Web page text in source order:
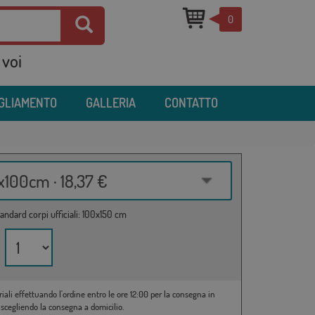
0
GALLERIA CONTATTO
· 18,37 €
corpi ufficiali: 100x150 cm
effettuando l'ordine entro le ore 12:00 per la consegna in
la consegna a domicilio.